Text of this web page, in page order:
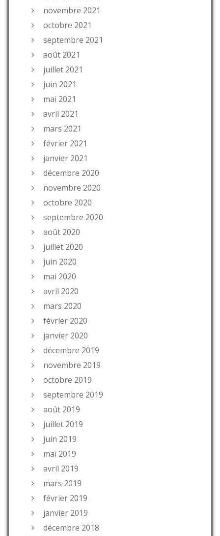
novembre 2021
octobre 2021
septembre 2021
août 2021
juillet 2021
juin 2021
mai 2021
avril 2021
mars 2021
février 2021
janvier 2021
décembre 2020
novembre 2020
octobre 2020
septembre 2020
août 2020
juillet 2020
juin 2020
mai 2020
avril 2020
mars 2020
février 2020
janvier 2020
décembre 2019
novembre 2019
octobre 2019
septembre 2019
août 2019
juillet 2019
juin 2019
mai 2019
avril 2019
mars 2019
février 2019
janvier 2019
décembre 2018